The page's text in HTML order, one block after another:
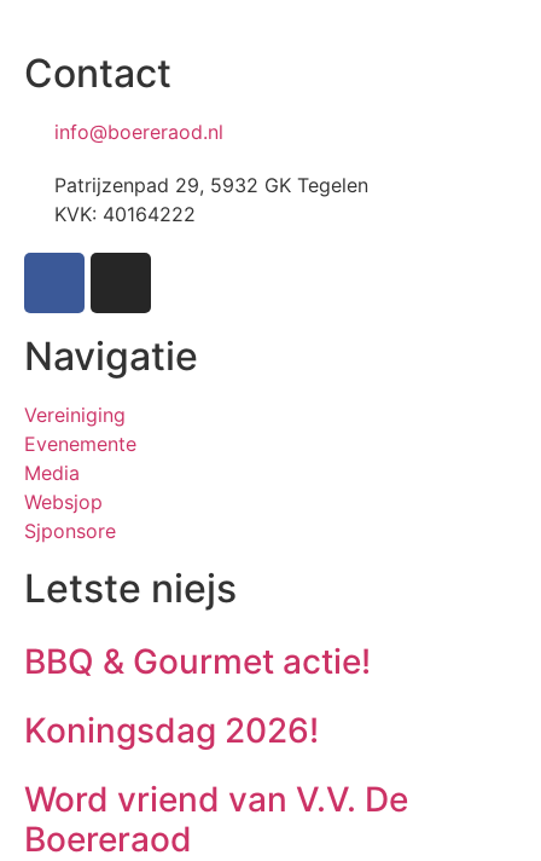
Contact
info@boereraod.nl
Patrijzenpad 29, 5932 GK Tegelen
KVK: 40164222
Navigatie
Vereiniging
Evenemente
Media
Websjop
Sjponsore
Letste niejs
BBQ & Gourmet actie!
Koningsdag 2026!
Word vriend van V.V. De
Boereraod